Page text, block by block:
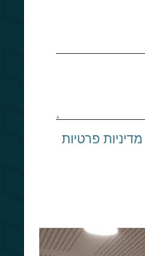
מדיניות פרטיות